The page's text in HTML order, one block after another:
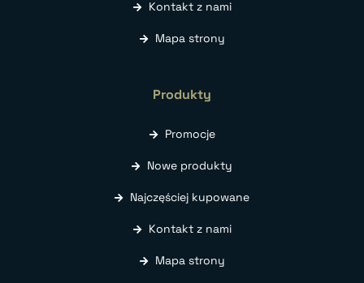
Kontakt z nami
Mapa strony
Produkty
Promocje
Nowe produkty
Najczęściej kupowane
Kontakt z nami
Mapa strony